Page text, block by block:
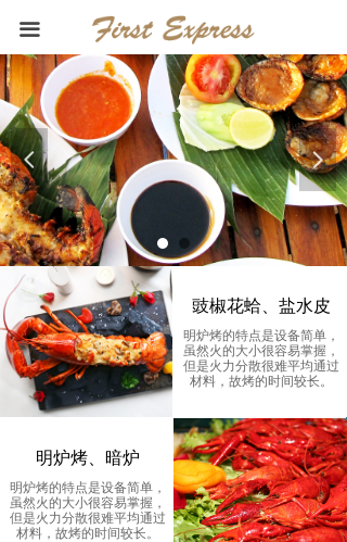
尝百味烧烤,品人生百味
Taste the Bakery, the product of
넳 넲
끀
首页
关于我们
烧烤海鲜
新闻中心
联系我们
豉椒花蛤、盐水皮
明炉烤的特点是设备简单，
虽然火的大小很容易掌握，
但是火力分散很难平均通过
材料，故烤的时间较长。
明炉烤、暗炉
明炉烤的特点是设备简单，
虽然火的大小很容易掌握，
但是火力分散很难平均通过
材料，故烤的时间较长。